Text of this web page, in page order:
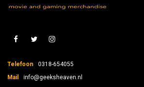
Telefoon
0318-654055
Mail
info@geeksheaven.nl